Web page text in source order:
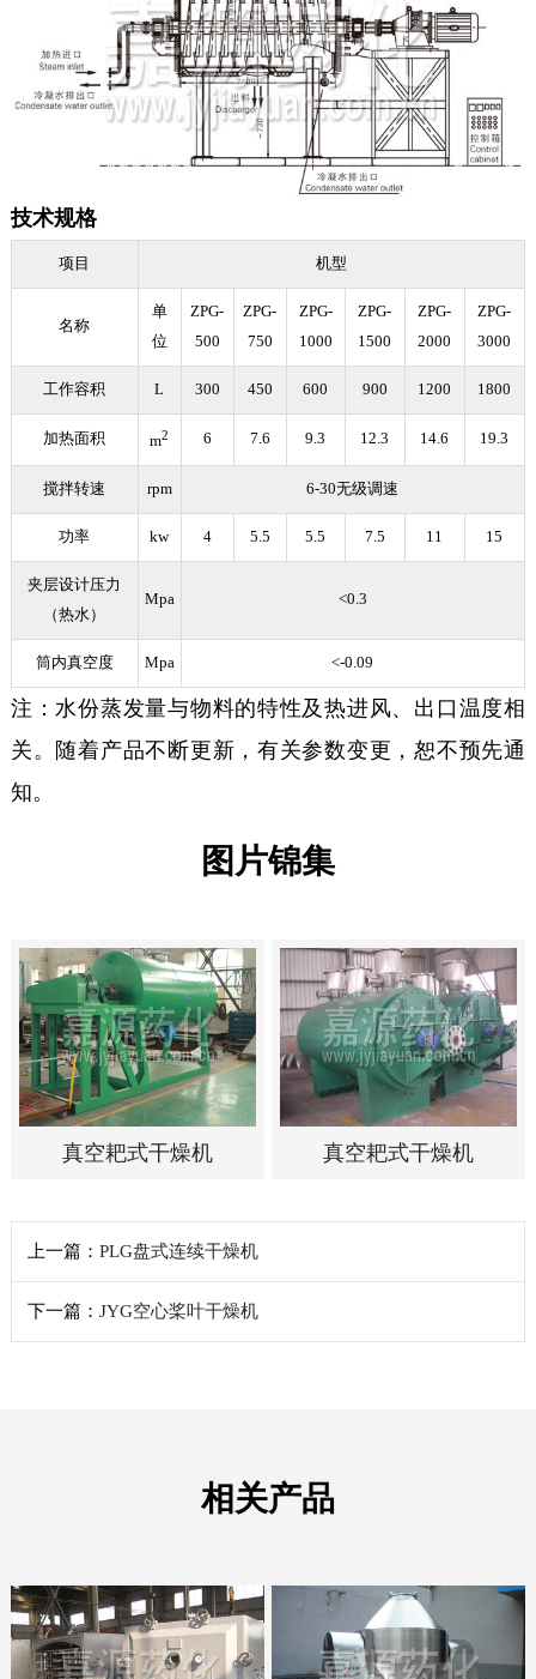
技术规格
项目 机型
名称
单
位
ZPG-
500
ZPG-
750
ZPG-
1000
ZPG-
1500
ZPG-
2000
ZPG-
3000
工作容积 L 300 450 600 900 1200 1800
加热面积 m2 6 7.6 9.3 12.3 14.6 19.3
搅拌转速 rpm 6-30无级调速
功率 kw 4 5.5 5.5 7.5 11 15
夹层设计压力
（热水）
Mpa <0.3
筒内真空度 Mpa <-0.09
注：水份蒸发量与物料的特性及热进风、出口温度相
关。随着产品不断更新，有关参数变更，恕不预先通
知。
图片锦集
真空耙式干燥机 真空耙式干燥机
上一篇： PLG盘式连续干燥机
下一篇： JYG空心桨叶干燥机
相关产品